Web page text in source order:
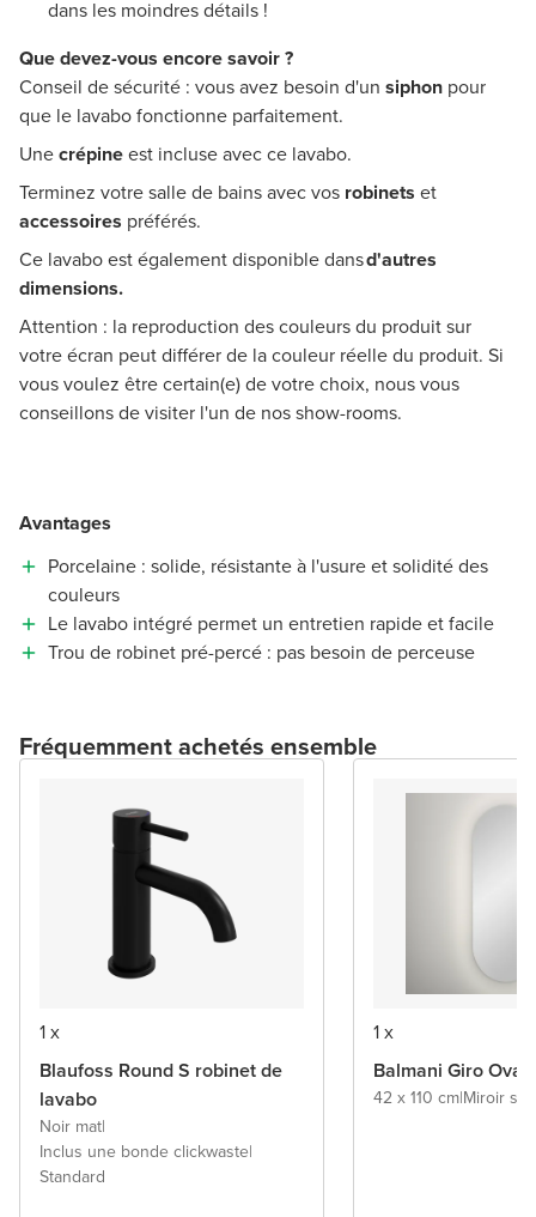
dans les moindres détails !
Que devez-vous encore savoir ?
Conseil de sécurité : vous avez besoin d'un siphon pour
que le lavabo fonctionne parfaitement.
Unecrépineest incluse avec ce lavabo.
Terminez votre salle de bains avec vos robinets et
accessoires préférés.
Ce lavabo est également disponible dansd'autres
dimensions.
Attention : la reproduction des couleurs du produit sur
votre écran peut différer de la couleur réelle du produit. Si
vous voulez être certain(e) de votre choix, nous vous
conseillons de visiter l'un de nos show-rooms.
Avantages
Porcelaine : solide, résistante à l'usure et solidité des
couleurs
Le lavabo intégré permet un entretien rapide et facile
Trou de robinet pré-percé : pas besoin de perceuse
Fréquemment achetés ensemble
1 x
Blaufoss Round S robinet de
lavabo
Noir mat|
Inclus une bonde clickwaste|
Standard
1 x
Balmani Giro Oval
42 x 110 cm|Miroir